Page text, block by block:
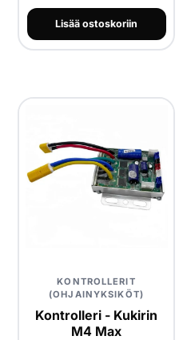
Lisää ostoskoriin
KONTROLLERIT
(OHJAINYKSIKÖT)
Kontrolleri - Kukirin
M4 Max